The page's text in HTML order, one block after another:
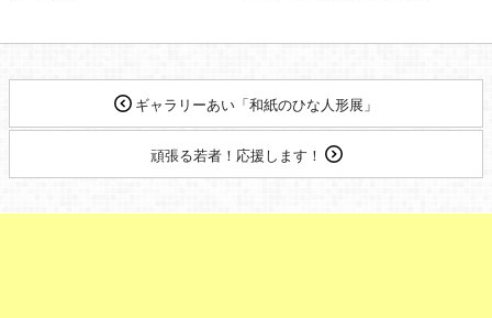
ギャラリーあい「和紙のひな人形展」
頑張る若者！応援します！